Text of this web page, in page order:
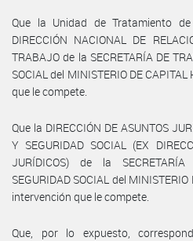
Que la Unidad de Tratamiento
DIRECCIÓN NACIONAL DE
TRABAJO de la SECRETARÍA DE
SOCIAL del MINISTERIO DE
que le compete.
Que la DIRECCIÓN DE ASUNTOS
Y SEGURIDAD SOCIAL (EX
JURÍDICOS) de la
SEGURIDAD SOCIAL del
intervención que le compete.
Que, por lo expuesto,